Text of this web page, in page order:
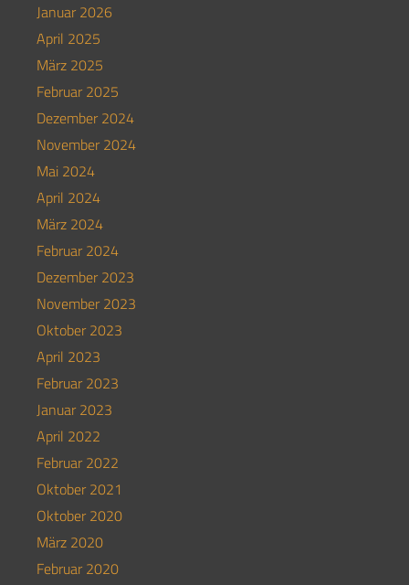
Januar 2026
April 2025
März 2025
Februar 2025
Dezember 2024
November 2024
Mai 2024
April 2024
März 2024
Februar 2024
Dezember 2023
November 2023
Oktober 2023
April 2023
Februar 2023
Januar 2023
April 2022
Februar 2022
Oktober 2021
Oktober 2020
März 2020
Februar 2020